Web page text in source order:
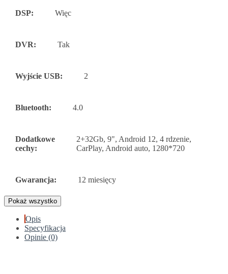
DSP: Więc
DVR: Tak
Wyjście USB: 2
Bluetooth: 4.0
Dodatkowe
cechy:
2+32Gb, 9", Android 12, 4 rdzenie,
CarPlay, Android auto, 1280*720
Gwarancja: 12 miesięcy
Pokaż wszystko
Opis
Specyfikacja
Opinie (0)